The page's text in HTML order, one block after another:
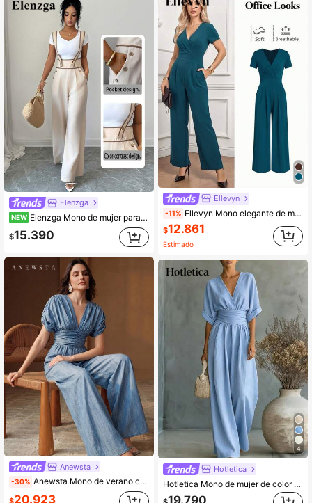
Elenzga
NEW Elenzga Mono de mujer para verano/otoño de color albaricoque suave con ribete de contraste, tirantes desmontables, cintura alta con doble botón, pantalones anchos casuales favorecedores
$15.390
Anewsta
-30% Anewsta Mono de verano casual para mujer con mangas acampanadas y cintura fruncida, pierna acampanada, ajuste ceñido, adecuado para uso diario, fiestas, vacaciones, viajes, citas
$20.923
Ellevyn
-11% Ellevyn Mono elegante de mujer en color azul cerceta, cuello en V, manga corta, pantalones anchos plisados, ajuste ceñido con superposición, ropa para eventos sociales, fiestas de té, verano, negocios casual, Navidad
$12.861
Estimado
4
Hotletica
Hotletica Mono de mujer de color liso con escote en V superpuesto, mangas murciélago, cintura fruncida y pernera ancha
19.790